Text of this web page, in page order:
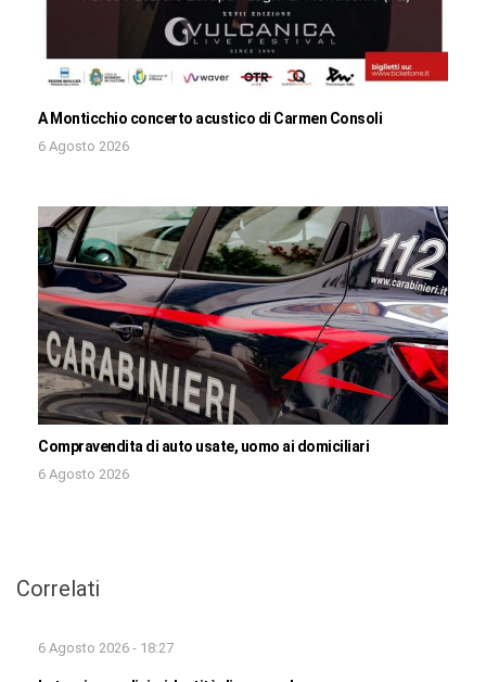
A Monticchio concerto acustico di Carmen Consoli
6 Agosto 2026
Compravendita di auto usate, uomo ai domiciliari
6 Agosto 2026
Correlati
6 Agosto 2026 - 18:27